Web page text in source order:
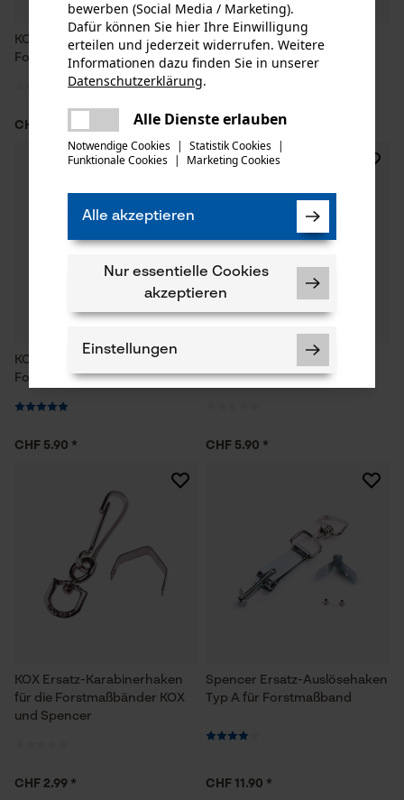
KOX Ersatz-Hauptachse für
Forstmaßband
CHF 14.29 *
KOX Ersatz-Getrieberad für
Forstmaßband
CHF 9.90 *
KOX Ersatz-Abstandshülse für
Forstmaßband
CHF 5.90 *
Forstmaßband
CHF 5.90 *
KOX Ersatz-Karabinerhaken
für die Forstmaßbänder KOX
und Spencer
CHF 2.99 *
Spencer Ersatz-Auslösehaken
Typ A für Forstmaßband
CHF 11.90 *
bewerben (Social Media / Marketing).
Dafür können Sie hier Ihre Einwilligung
erteilen und jederzeit widerrufen. Weitere
Informationen dazu finden Sie in unserer
Datenschutzerklärung.
Alle Dienste erlauben
Notwendige Cookies | Statistik Cookies |
Funktionale Cookies | Marketing Cookies
Alle akzeptieren
Nur essentielle Cookies
akzeptieren
Einstellungen
Prüfung setzen von Cookies
Econda Tag Manager
Es ist ein Fehler aufgetreten. Bitte
versuchen Sie es erneut.
mail